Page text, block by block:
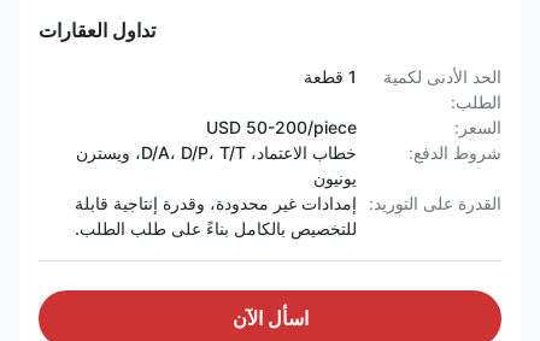
تداول العقارات
الحد الأدنى لكمية
الطلب:
1 قطعة
السعر:
USD 50-200/piece
شروط الدفع:
خطاب الاعتماد، D/A، D/P، T/T، ويسترن
يونيون
القدرة على التوريد:
إمدادات غير محدودة، وقدرة إنتاجية قابلة
للتخصيص بالكامل بناءً على طلب الطلب.
اسأل الآن